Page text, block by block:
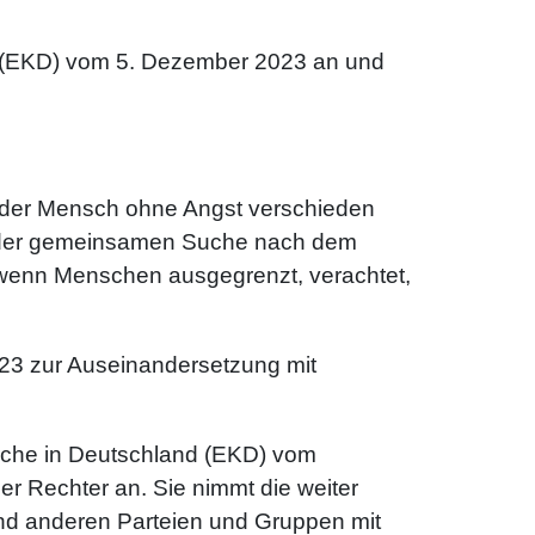
vom 5. Dezember 2023 an und
Mensch ohne Angst verschieden
gemeinsamen Suche nach dem
Menschen ausgegrenzt, verachtet,
zur Auseinandersetzung mit
in Deutschland (EKD) vom
Rechter an. Sie nimmt die weiter
anderen Parteien und Gruppen mit